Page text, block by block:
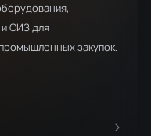
и СИЗ для
закупок.